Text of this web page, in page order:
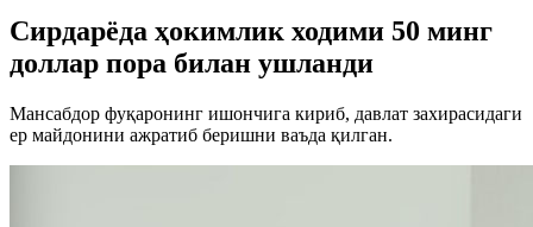
Сирдарёда ҳокимлик ходими 50 минг
доллар пора билан ушланди
Мансабдор фуқаронинг ишончига кириб, давлат захирасидаги
ер майдонини ажратиб беришни ваъда қилган.